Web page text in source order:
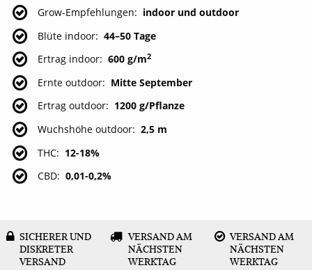
Grow-Empfehlungen
indoor und outdoor
Blüte indoor
44–50 Tage
Ertrag indoor
600 g/m2
Ernte outdoor
Mitte September
Ertrag outdoor
1200 g/Pflanze
Wuchshöhe outdoor
2,5 m
THC
12-18%
CBD
0,01-0,2%
SICHERER UND
DISKRETER
VERSAND
VERSAND AM
NÄCHSTEN
WERKTAG
VERSAND AM
NÄCHSTEN
WERKTAG